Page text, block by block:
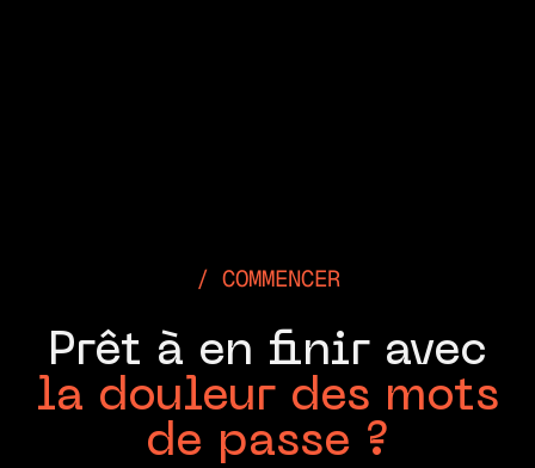
COMMENCER
Prêt à en finir avec
la douleur des mots
de passe ?